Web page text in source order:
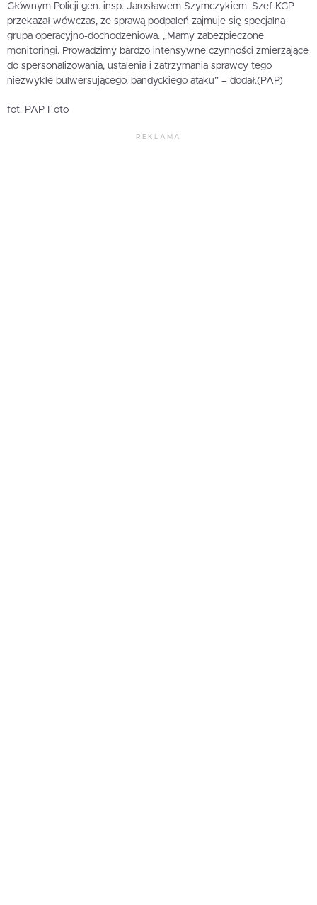
Głównym Policji gen. insp. Jarosławem Szymczykiem. Szef KGP
przekazał wówczas, że sprawą podpaleń zajmuje się specjalna
grupa operacyjno-dochodzeniowa. „Mamy zabezpieczone
monitoringi. Prowadzimy bardzo intensywne czynności zmierzające
do spersonalizowania, ustalenia i zatrzymania sprawcy tego
niezwykle bulwersującego, bandyckiego ataku” – dodał.(PAP)
fot. PAP Foto
REKLAMA